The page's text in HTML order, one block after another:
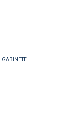
GABINETE